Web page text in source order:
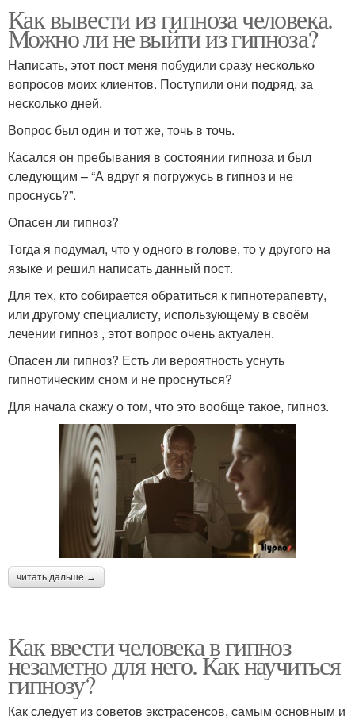
Как вывести из гипноза человека.
Можно ли не выйти из гипноза?
Написать, этот пост меня побудили сразу несколько
вопросов моих клиентов. Поступили они подряд, за
несколько дней.
Вопрос был один и тот же, точь в точь.
Касался он пребывания в состоянии гипноза и был
следующим – “А вдруг я погружусь в гипноз и не
проснусь?”.
Опасен ли гипноз?
Тогда я подумал, что у одного в голове, то у другого на
языке и решил написать данный пост.
Для тех, кто собирается обратиться к гипнотерапевту,
или другому специалисту, использующему в своём
лечении гипноз , этот вопрос очень актуален.
Опасен ли гипноз? Есть ли вероятность уснуть
гипнотическим сном и не проснуться?
Для начала скажу о том, что это вообще такое, гипноз.
читать дальше →
Как ввести человека в гипноз
незаметно для него. Как научиться
гипнозу?
Как следует из советов экстрасенсов, самым основным и